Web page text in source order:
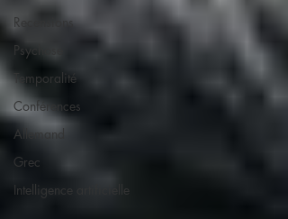
Recensions
Psychose
Temporalité
Conférences
Allemand
Grec
Intelligence artificielle